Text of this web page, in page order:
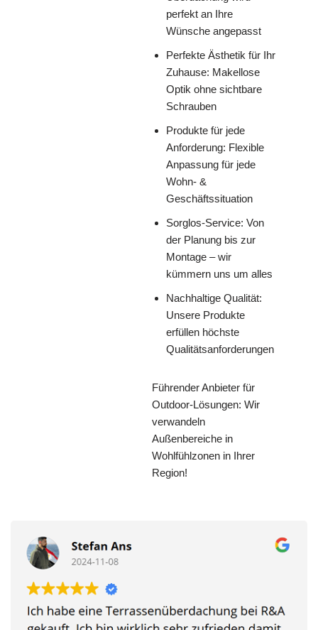
perfekt an Ihre
Wünsche angepasst
Perfekte Ästhetik für Ihr
Zuhause: Makellose
Optik ohne sichtbare
Schrauben
Produkte für jede
Anforderung: Flexible
Anpassung für jede
Wohn- &
Geschäftssituation
Sorglos-Service: Von
der Planung bis zur
Montage – wir
kümmern uns um alles
Nachhaltige Qualität:
Unsere Produkte
erfüllen höchste
Qualitätsanforderungen
Führender Anbieter für
Outdoor-Lösungen: Wir
verwandeln
Außenbereiche in
Wohlfühlzonen in Ihrer
Region!